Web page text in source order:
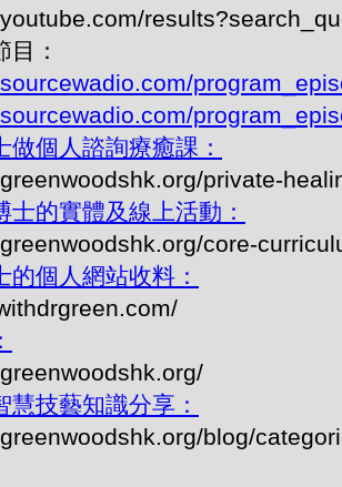
：
做個人諮詢療癒課：
private-
士的實體及線上活動：
core-
的個人網站收料：
慧技藝知識分享：
blog/